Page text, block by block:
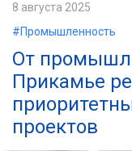
8 августа 2025
#Промышленность
От
Прикамье
проектов